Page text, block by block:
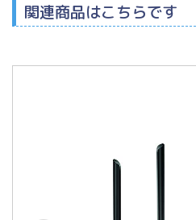
関連商品はこちらです